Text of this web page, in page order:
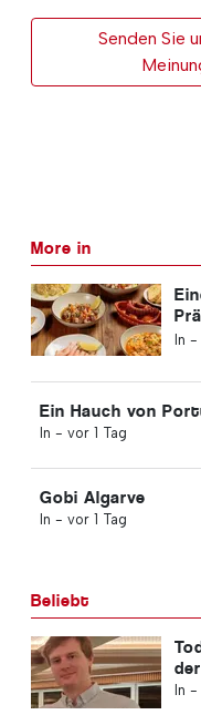
Senden Sie
More in
In -
Ein Hauch von
In - vor 1 Tag
Gobi Algarve
In - vor 1 Tag
Beliebt
In -